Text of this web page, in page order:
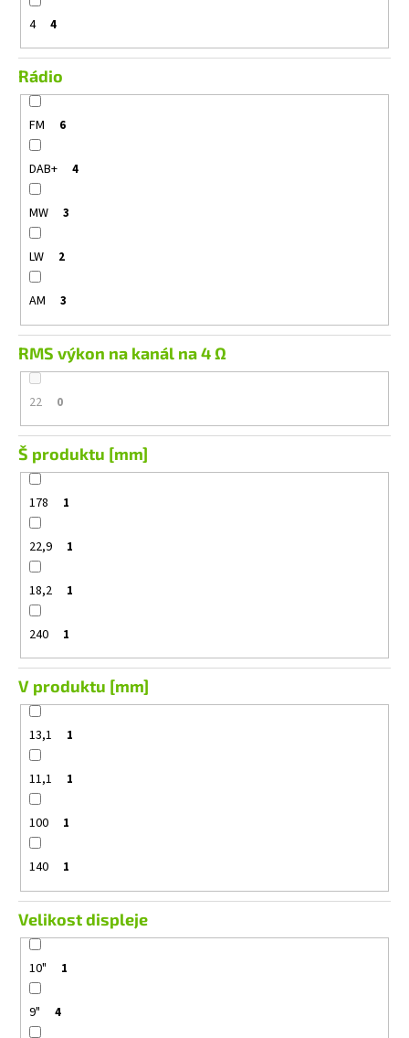
4 4
Rádio
FM 6
DAB+ 4
MW 3
LW 2
AM 3
RMS výkon na kanál na 4 Ω
22 0
Š produktu [mm]
178 1
22,9 1
18,2 1
240 1
V produktu [mm]
13,1 1
11,1 1
100 1
140 1
Velikost displeje
10" 1
9" 4